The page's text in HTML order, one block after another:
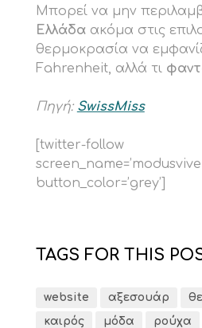
Μπορεί να μην
Ελλάδαακόμα στις
θερμοκρασία να
Fahrenheit, αλλά τι
Πηγή: SwissMiss
[twitter-follow
button_color=’grey’]
TAGS FOR THIS
website αξεσουάρ
καιρός
μόδα ρούχα